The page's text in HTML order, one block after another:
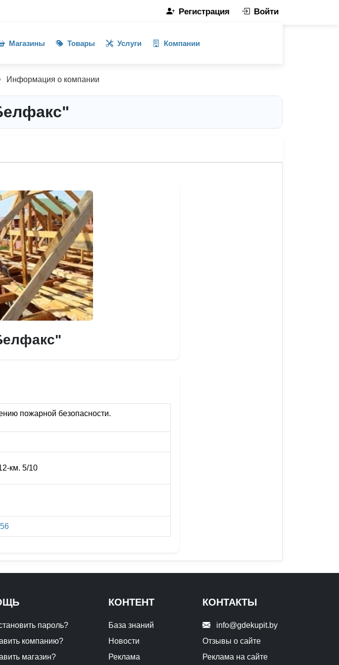
Регистрация Войти
Магазины Товары Услуги Компании
Информация о компании
пожарной безопасности.
км. 5/10
пароль?
компанию?
магазин?
КОНТЕНТ
База знаний
Новости
Реклама
КОНТАКТЫ
info@gdekupit.by
Отзывы о сайте
Реклама на сайте